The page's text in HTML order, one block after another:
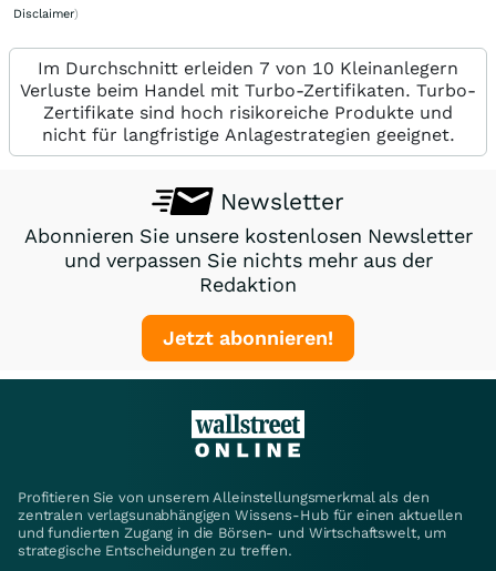
Disclaimer)
Im Durchschnitt erleiden 7 von 10 Kleinanlegern
Verluste beim Handel mit Turbo-Zertifikaten. Turbo-
Zertifikate sind hoch risikoreiche Produkte und
nicht für langfristige Anlagestrategien geeignet.
Newsletter
Abonnieren Sie unsere kostenlosen Newsletter
und verpassen Sie nichts mehr aus der
Redaktion
Jetzt abonnieren!
Profitieren Sie von unserem Alleinstellungsmerkmal als den
zentralen verlagsunabhängigen Wissens-Hub für einen aktuellen
und fundierten Zugang in die Börsen- und Wirtschaftswelt, um
strategische Entscheidungen zu treffen.